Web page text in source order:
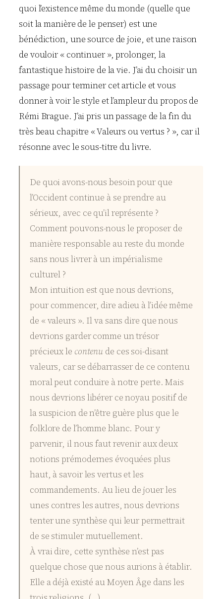
quoi l’existence même du monde (quelle que
soit la manière de le penser) est une
bénédiction, une source de joie, et une raison
de vouloir « continuer », prolonger, la
fantastique histoire de la vie. J’ai du choisir un
passage pour terminer cet article et vous
donner à voir le style et l’ampleur du propos de
Rémi Brague. J’ai pris un passage de la fin du
très beau chapitre « Valeurs ou vertus ? », car il
résonne avec le sous-titre du livre.
De quoi avons-nous besoin pour que
l’Occident continue à se prendre au
sérieux, avec ce qu’il représente ?
Comment pouvons-nous le proposer de
manière responsable au reste du monde
sans nous livrer à un impérialisme
culturel ?
Mon intuition est que nous devrions,
pour commencer, dire adieu à l’idée même
de « valeurs ». Il va sans dire que nous
devrions garder comme un trésor
précieux le contenu de ces soi-disant
valeurs, car se débarrasser de ce contenu
moral peut conduire à notre perte. Mais
nous devrions libérer ce noyau positif de
la suspicion de n’être guère plus que le
folklore de l’homme blanc. Pour y
parvenir, il nous faut revenir aux deux
notions prémodernes évoquées plus
haut, à savoir les vertus et les
commandements. Au lieu de jouer les
unes contres les autres, nous devrions
tenter une synthèse qui leur permettrait
de se stimuler mutuellement.
À vrai dire, cette synthèse n’est pas
quelque chose que nous aurions à établir.
Elle a déjà existé au Moyen Âge dans les